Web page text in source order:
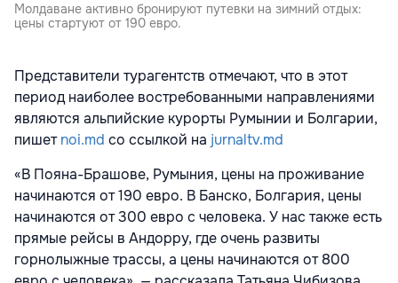
Молдаване активно бронируют путевки на зимний отдых:
цены стартуют от 190 евро.
Представители турагентств отмечают, что в этот
период наиболее востребованными направлениями
являются альпийские курорты Румынии и Болгарии,
пишетnoi.md со ссылкой на jurnaltv.md
«В Пояна-Брашове, Румыния, цены на проживание
начинаются от 190 евро. В Банско, Болгария, цены
начинаются от 300 евро с человека. У нас также есть
прямые рейсы в Андорру, где очень развиты
горнолыжные трассы, а цены начинаются от 800